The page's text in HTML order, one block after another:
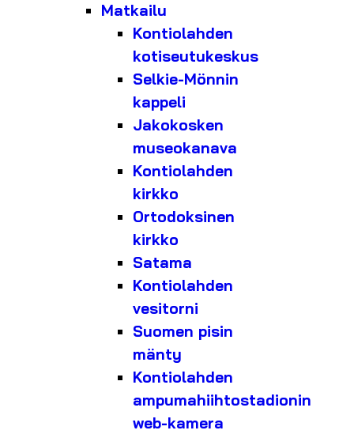
Matkailu
Kontiolahden
kotiseutukeskus
Selkie-Mönnin
kappeli
Jakokosken
museokanava
Kontiolahden
kirkko
Ortodoksinen
kirkko
Satama
Kontiolahden
vesitorni
Suomen pisin
mänty
Kontiolahden
ampumahiihtostadionin
web-kamera